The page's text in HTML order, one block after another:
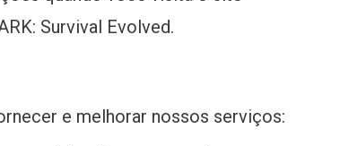
Survival Evolved.
e melhorar nossos serviços: